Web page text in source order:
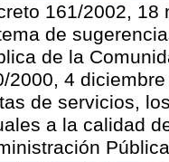
161/2002, 18
de
de la
2000, 4
de servicios,
a la calidad